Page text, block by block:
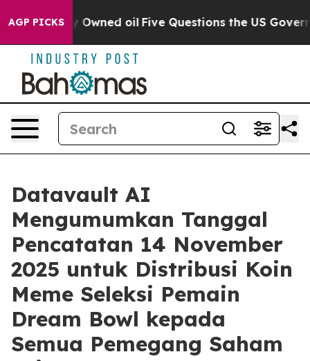
AGP PICKS
Owned oil Five Questions the US Government
Datavault AI
Mengumumkan Tanggal
Pencatatan 14 November
2025 untuk Distribusi Koin
Meme Seleksi Pemain
Dream Bowl kepada
Semua Pemegang Saham